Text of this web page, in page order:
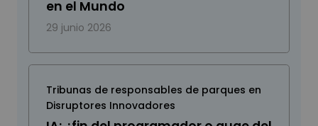
en el Mundo
29 junio 2026
Tribunas de responsables de parques en
Disruptores Innovadores